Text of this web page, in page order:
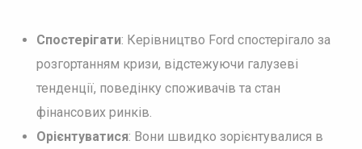
Спостерігати: Керівництво Ford спостерігало за
розгортанням кризи, відстежуючи галузеві
тенденції, поведінку споживачів та стан
фінансових ринків.
Орієнтуватися: Вони швидко зорієнтувалися в